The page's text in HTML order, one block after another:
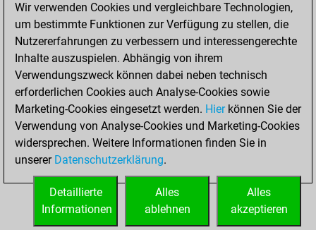
Bauernopfer
1
Matt auf vollem Brett
0
Bauer setzt Matt
Erstickte Matts
Unterverwandlungen
0
Türme auf der siebten
0
STARTSEITE
Wir verwenden Cookies und vergleichbare Technologien,
um bestimmte Funktionen zur Verfügung zu stellen, die
Nutzererfahrungen zu verbessern und interessengerechte
Inhalte auszuspielen. Abhängig von ihrem
Verwendungszweck können dabei neben technisch
erforderlichen Cookies auch Analyse-Cookies sowie
Marketing-Cookies eingesetzt werden. Hierkönnen Sie der
Verwendung von Analyse-Cookies und Marketing-Cookies
widersprechen. Weitere Informationen finden Sie in
unserer Datenschutzerklärung.
Alles
akzeptieren
Alles
ablehnen
Detaillierte
Informationen